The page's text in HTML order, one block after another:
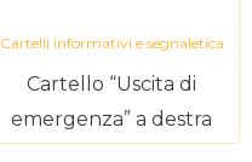
Cartelli informativi e segnaletica
Cartello “Uscita di
emergenza” a destra